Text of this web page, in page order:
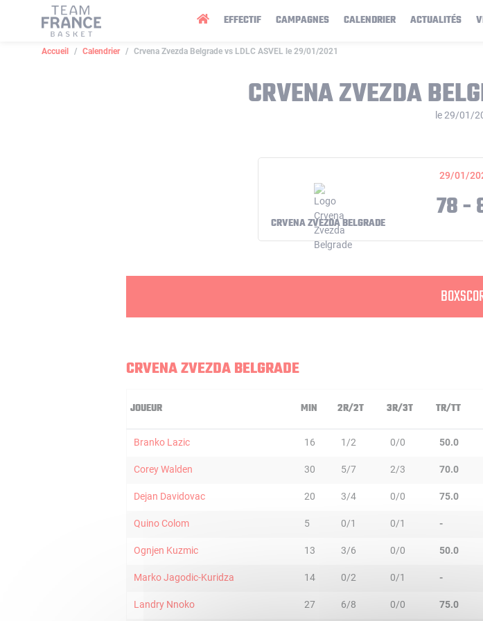
EFFECTIF CAMPAGNES CALENDRIER ACTUALITÉS
Accueil Calendrier Crvena Zvezda Belgrade vs LDLC ASVEL le 29/01/2021
CRVENA ZVEZDA
le 29/01/
29/01/
CRVENA ZVEZDA BELGRADE 78 -
CRVENA ZVEZDA BELGRADE
JOUEUR MIN 2R/2T 3R/3T TR/TT
Branko Lazic 16 1/2 0/0 50.0
Corey Walden 30 5/7 2/3 70.0
Dejan Davidovac 20 3/4 0/0 75.0
Quino Colom 5 0/1 0/1 -
Ognjen Kuzmic 13 3/6 0/0 50.0
Marko Jagodic-Kuridza 14 0/2 0/1 -
Landry Nnoko 27 6/8 0/0 75.0
Panneau de gestion des cookies